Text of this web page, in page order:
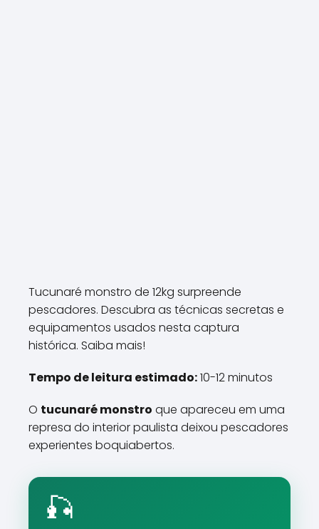
Tucunaré monstro de 12kg surpreende
pescadores. Descubra as técnicas secretas e
equipamentos usados nesta captura
histórica. Saiba mais!
Tempo de leitura estimado:10-12 minutos
O tucunaré monstro que apareceu em uma
represa do interior paulista deixou pescadores
experientes boquiabertos.
🎣